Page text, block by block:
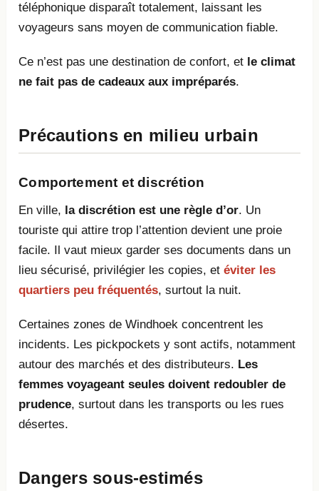
téléphonique disparaît totalement, laissant les
voyageurs sans moyen de communication fiable.
Ce n’est pas une destination de confort, et le climat
ne fait pas de cadeaux aux impréparés.
Précautions en milieu urbain
Comportement et discrétion
En ville, la discrétion est une règle d’or. Un
touriste qui attire trop l’attention devient une proie
facile. Il vaut mieux garder ses documents dans un
lieu sécurisé, privilégier les copies, etéviter les
quartiers peu fréquentés, surtout la nuit.
Certaines zones de Windhoek concentrent les
incidents. Les pickpockets y sont actifs, notamment
autour des marchés et des distributeurs. Les
femmes voyageant seules doivent redoubler de
prudence, surtout dans les transports ou les rues
désertes.
Dangers sous-estimés